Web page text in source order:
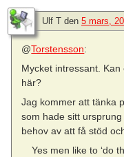
Ulf T den 5 mars,
@Torstensson:
Mycket intressant.
här?
Jag kommer att tänka
som hade sitt
behov av att få stöd
Yes men like to ‘do